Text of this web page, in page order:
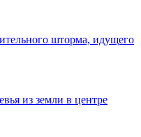
шторма, идущего
из земли в центре